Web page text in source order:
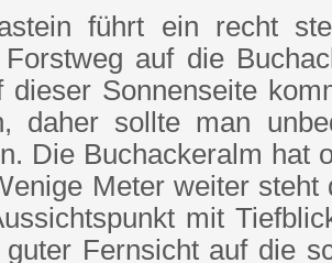
führt ein recht
Forstweg auf die
dieser Sonnenseite
daher sollte man
Die Buchackeralm hat
Meter weiter
mit
Fernsicht auf die